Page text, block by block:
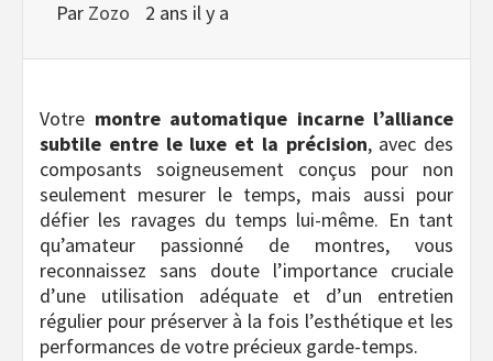
Par Zozo 2 ans il y a
Votre montre automatique incarne l’alliance
subtile entre le luxe et la précision, avec des
composants soigneusement conçus pour non
seulement mesurer le temps, mais aussi pour
défier les ravages du temps lui-même. En tant
qu’amateur passionné de montres, vous
reconnaissez sans doute l’importance cruciale
d’une utilisation adéquate et d’un entretien
régulier pour préserver à la fois l’esthétique et les
performances de votre précieux garde-temps.